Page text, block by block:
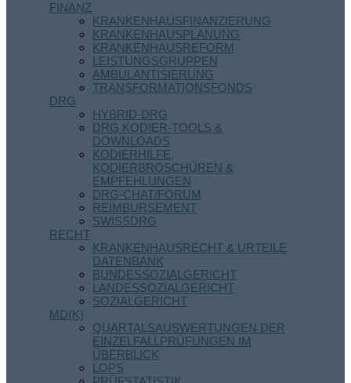
FINANZ
KRANKENHAUSFINANZIERUNG
KRANKENHAUSPLANUNG
KRANKENHAUSREFORM
LEISTUNGSGRUPPEN
AMBULANTISIERUNG
TRANSFORMATIONSFONDS
DRG
HYBRID-DRG
DRG KODIER-TOOLS &
DOWNLOADS
KODIERHILFE,
KODIERBROSCHÜREN &
EMPFEHLUNGEN
DRG-CHAT/FORUM
REIMBURSEMENT
SWISSDRG
RECHT
KRANKENHAUSRECHT & URTEILE
DATENBANK
BUNDESSOZIALGERICHT
LANDESSOZIALGERICHT
SOZIALGERICHT
MD(K)
QUARTALSAUSWERTUNGEN DER
EINZELFALLPRÜFUNGEN IM
ÜBERBLICK
LOPS